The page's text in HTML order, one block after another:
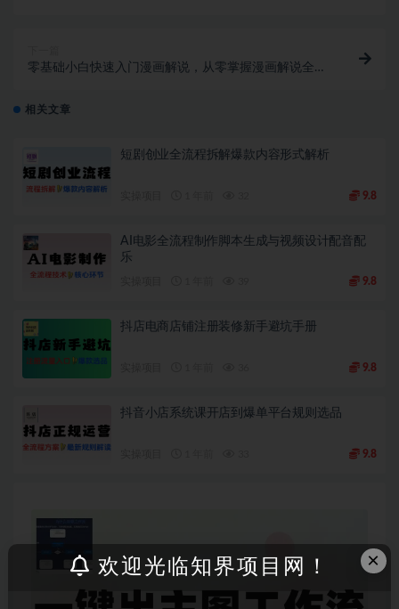
零基础小白快速入门漫画解说，从零掌握漫画解说全过
相关文章
短剧创业全流程拆解爆款内容形式解析
9.8
AI电影全流程制作脚本生成与视频设计配音配
乐
9.8
抖店电商店铺注册装修新手避坑手册
9.8
抖音小店系统课开店到爆单平台规则选品
9.8
×
欢迎光临知界项目网！